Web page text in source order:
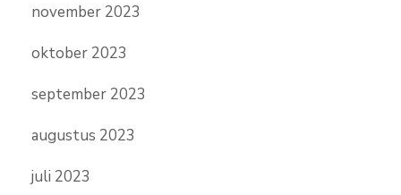
november 2023
oktober 2023
september 2023
augustus 2023
juli 2023